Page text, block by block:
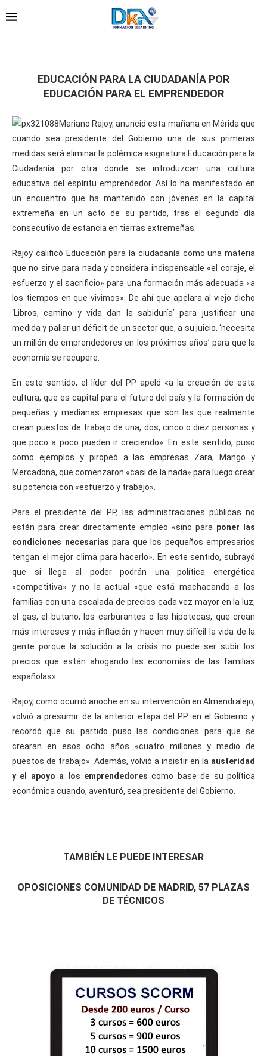
EDUCACIÓN PARA LA CIUDADANÍA POR
EDUCACIÓN PARA EL EMPRENDEDOR
Mariano Rajoy, anunció esta mañana en Mérida que
cuando sea presidente del Gobierno una de sus primeras
medidas será eliminar la polémica asignatura Educación para la
Ciudadanía por otra donde se introduzcan una cultura
educativa del espíritu emprendedor. Así lo ha manifestado en
un encuentro que ha mantenido con jóvenes en la capital
extremeña en un acto de su partido, tras el segundo día
consecutivo de estancia en tierras extremeñas.
Rajoy calificó Educación para la ciudadanía como una materia
que no sirve para nada y considera indispensable «el coraje, el
esfuerzo y el sacrificio» para una formación más adecuada «a
los tiempos en que vivimos». De ahí que apelara al viejo dicho
‘Libros, camino y vida dan la sabiduría’ para justificar una
medida y paliar un déficit de un sector que, a su juicio, ‘necesita
un millón de emprendedores en los próximos años’ para que la
economía se recupere.
En este sentido, el líder del PP apeló «a la creación de esta
cultura, que es capital para el futuro del país y la formación de
pequeñas y medianas empresas que son las que realmente
crean puestos de trabajo de una, dos, cinco o diez personas y
que poco a poco pueden ir creciendo». En este sentido, puso
como ejemplos y piropeó a las empresas Zara, Mango y
Mercadona, que comenzaron «casi de la nada» para luego crear
su potencia con «esfuerzo y trabajo».
Para el presidente del PP, las administraciones públicas no
están para crear directamente empleo «sino para poner las
condiciones necesarias para que los pequeños empresarios
tengan el mejor clima para hacerlo». En este sentido, subrayó
que si llega al poder podrán una política energética
«competitiva» y no la actual «que está machacando a las
familias con una escalada de precios cada vez mayor en la luz,
el gas, el butano, los carburantes o las hipotecas, que crean
más intereses y más inflación y hacen muy difícil la vida de la
gente porque la solución a la crisis no puede ser subir los
precios que están ahogando las economías de las familias
españolas».
Rajoy, como ocurrió anoche en su intervención en Almendralejo,
volvió a presumir de la anterior etapa del PP en el Gobierno y
recordó que su partido puso las condiciones para que se
crearan en esos ocho años «cuatro millones y medio de
puestos de trabajo». Además, volvió a insistir en la austeridad
y el apoyo a los emprendedorescomo base de su política
económica cuando, aventuró, sea presidente del Gobierno.
TAMBIÉN LE PUEDE INTERESAR
OPOSICIONES COMUNIDAD DE MADRID, 57 PLAZAS
DE TÉCNICOS